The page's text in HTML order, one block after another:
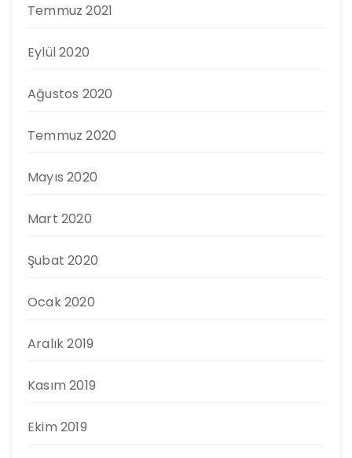
Temmuz 2021
Eylül 2020
Ağustos 2020
Temmuz 2020
Mayıs 2020
Mart 2020
Şubat 2020
Ocak 2020
Aralık 2019
Kasım 2019
Ekim 2019